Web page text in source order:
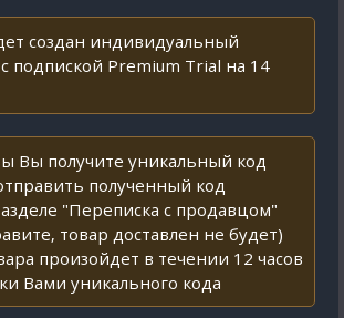
создан индивидуальный
подпиской Premium Trial на 14
Вы получите уникальный код
полученный код
"Переписка с продавцом"
товар доставлен не будет)
произойдет в течении 12 часов
Вами уникального кода